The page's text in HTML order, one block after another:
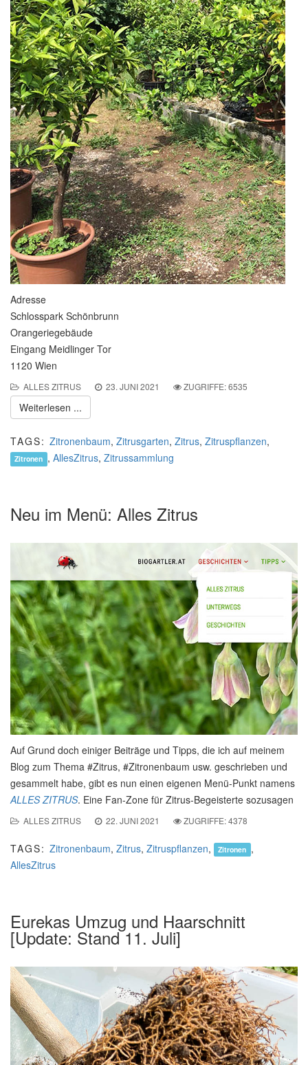
Adresse
Schlosspark Schönbrunn
Orangeriegebäude
Eingang Meidlinger Tor
1120 Wien
ALLES ZITRUS 23. JUNI 2021 ZUGRIFFE: 6535
Weiterlesen ...
TAGS: Zitronenbaum, Zitrusgarten, Zitrus, Zitruspflanzen,
Zitronen , AllesZitrus, Zitrussammlung
Neu im Menü: Alles Zitrus
Auf Grund doch einiger Beiträge und Tipps, die ich auf meinem
Blog zum Thema #Zitrus, #Zitronenbaum usw. geschrieben und
gesammelt habe, gibt es nun einen eigenen Menü-Punkt namens
ALLES ZITRUS. Eine Fan-Zone für Zitrus-Begeisterte sozusagen
ALLES ZITRUS 22. JUNI 2021 ZUGRIFFE: 4378
TAGS: Zitronenbaum, Zitrus, Zitruspflanzen, Zitronen ,
AllesZitrus
Eurekas Umzug und Haarschnitt
[Update: Stand 11. Juli]